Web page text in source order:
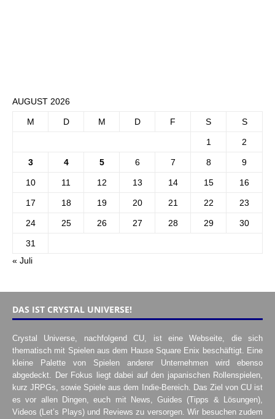
AUGUST 2026
M D M D F S S
1 2
3 4 5 6 7 8 9
10 11 12 13 14 15 16
17 18 19 20 21 22 23
24 25 26 27 28 29 30
31
« Juli
DAS IST CRYSTAL UNIVERSE!
Crystal Universe, nachfolgend CU, ist eine Webseite, die sich
thematisch mit Spielen aus dem Hause Square Enix beschäftigt. Eine
kleine Palette von Spielen anderer Unternehmen wird ebenso
abgedeckt. Der Fokus liegt dabei auf den japanischen Rollenspielen,
kurz JRPGs, sowie Spiele aus dem Indie-Bereich. Das Ziel von CU ist
es vor allen Dingen, euch mit News, Guides (Tipps & Lösungen),
Videos (Let’s Plays) und Reviews zu versorgen. Wir besuchen zudem